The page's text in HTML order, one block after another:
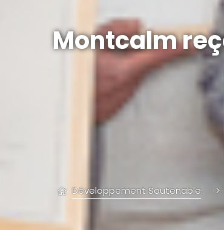
Montcalm
Développement Soutenable >